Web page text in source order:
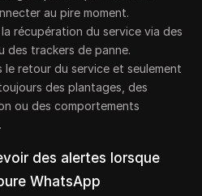
au pire moment.
récupération du service via des
trackers de panne.
le retour du service et seulement
des plantages, des
ou des comportements
des alertes lorsque
WhatsApp